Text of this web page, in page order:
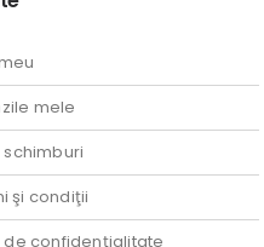
mele
schimburi
şi condiţii
de confidenţialitate